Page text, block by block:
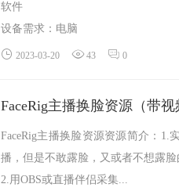
软件
设备需求：电脑
... 2023-03-20 43 0
FaceRig主播换脸资源（带视
FaceRig主播换脸资源资源简介：1.
播，但是不敢露脸，又或者不想露
2.用OBS或直播伴侣采集...